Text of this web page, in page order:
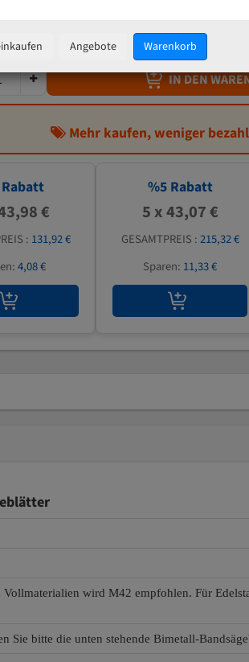
45,33 €
zzgl.Versandkosten
IN DEN
Mehr kaufen, weniger
€
: 131,92 €
4,08 €
%5Rabatt
5 x 43,07 €
GESAMTPREIS :215,32 €
Sparen: 11,33 €
wird M42 empfohlen. Für
Sie bitte die unten stehende Bimetall-
Angebote Warenkorb